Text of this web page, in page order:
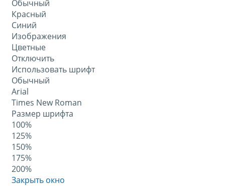
Обычный
Красный
Синий
Изображения
Цветные
Отключить
Использовать шрифт
Обычный
Arial
Times New Roman
Размер шрифта
100%
125%
150%
175%
200%
Закрыть окно